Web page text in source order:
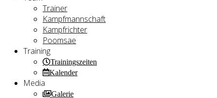
Trainer
Kampfmannschaft
Kampfrichter
Poomsae
Training
Trainingszeiten
Kalender
Media
Galerie